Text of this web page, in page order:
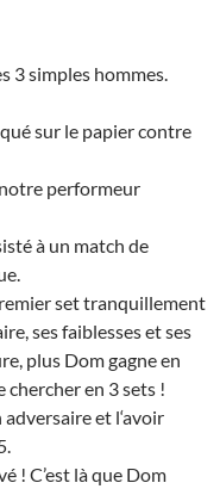
3 simples hommes.
sur le papier contre
performeur
à un match de
set tranquillement
ses faiblesses et ses
plus Dom gagne en
chercher en 3 sets !
et l‘avoir
! C’est là que Dom